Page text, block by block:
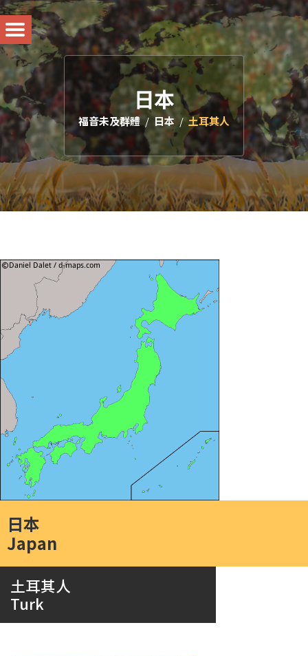
日本
福音未及群體 日本 土耳其人
日本
Japan
土耳其人
Turk